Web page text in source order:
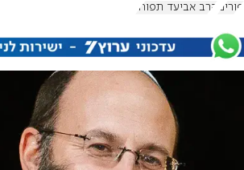
פורים הרב אביעד תפוחי